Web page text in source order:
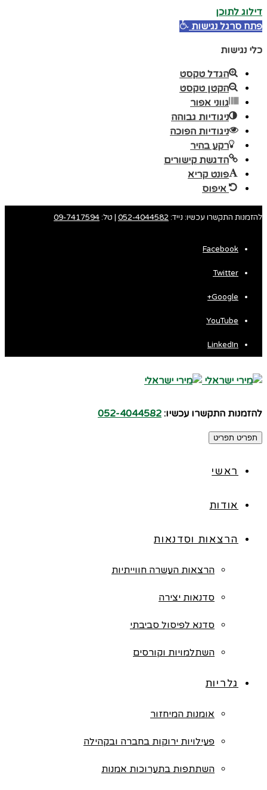
דילוג לתוכן
פתח סרגל נגישות
כלי נגישות
הגדל טקסט
הקטן טקסט
גווני אפור
ניגודיות גבוהה
ניגודיות הפוכה
רקע בהיר
הדגשת קישורים
פונט קריא
איפוס
להזמנות התקשרו עכשיו: נייד: 052-4044582 | טל:09-7417594
Facebook
Twitter
Google+
YouTube
LinkedIn
להזמנות התקשרו עכשיו: 052-4044582
תפריט תפריט
ראשי
אודות
הרצאות וסדנאות
הרצאות העשרה חווייתיות
סדנאות יצירה
סדנא לפיסול סביבתי
השתלמויות וקורסים
גלריות
אומנות המיחזור
פעילויות ירוקות בחברה ובקהילה
השתתפות בתערוכות אמנות